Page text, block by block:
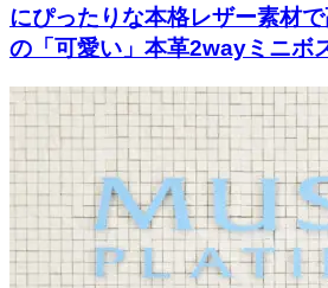
にぴったりな本格レザー素材
の「可愛い」本革2wayミニボ